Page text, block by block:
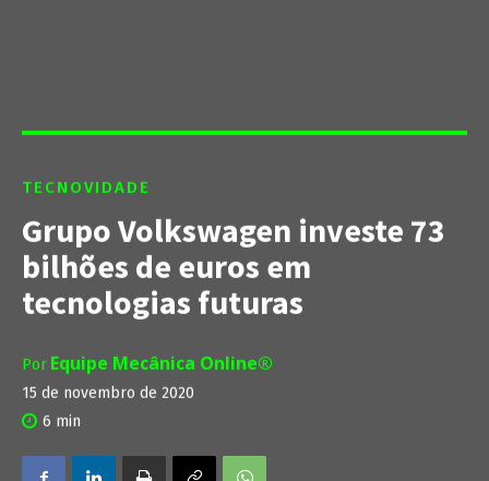
TECNOVIDADE
Grupo Volkswagen investe 73
bilhões de euros em
tecnologias futuras
Por Equipe Mecânica Online®
15 de novembro de 2020
6 min